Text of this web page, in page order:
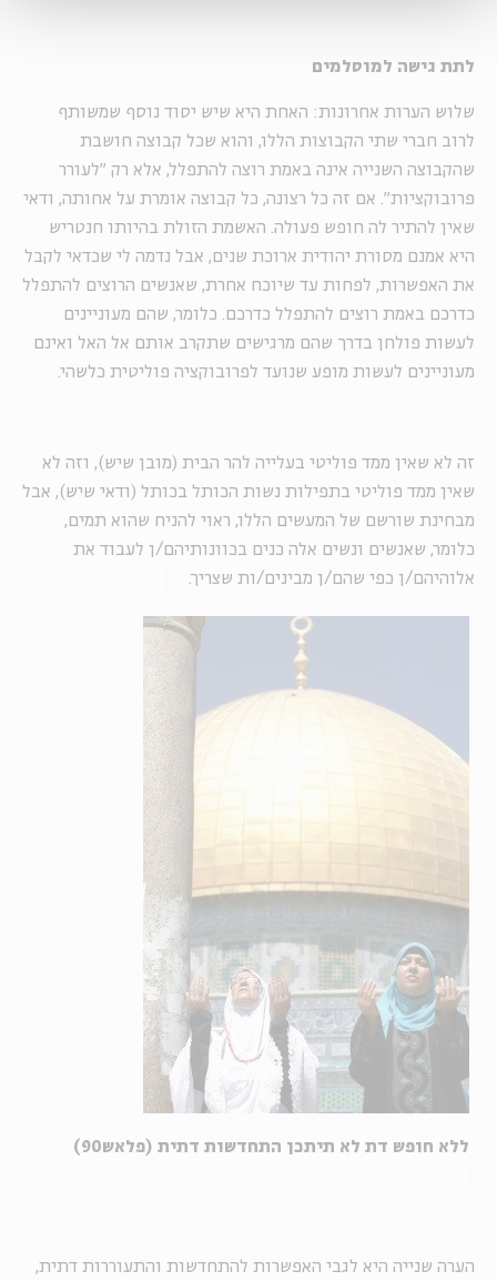
לתת גישה למוסלמים
שלוש הערות אחרונות: האחת היא שיש יסוד נוסף שמשותף
לרוב חברי שתי הקבוצות הללו, והוא שכל קבוצה חושבת
שהקבוצה השנייה אינה באמת רוצה להתפלל, אלא רק "לעורר
פרובוקציות". אם זה כל רצונה, כל קבוצה אומרת על אחותה, ודאי
שאין להתיר לה חופש פעולה. האשמת הזולת בהיותו חנטריש
היא אמנם מסורת יהודית ארוכת שנים, אבל נדמה לי שכדאי לקבל
את האפשרות, לפחות עד שיוכח אחרת, שאנשים הרוצים להתפלל
כדרכם באמת רוצים להתפלל כדרכם. כלומר, שהם מעוניינים
לעשות פולחן בדרך שהם מרגישים שתקרב אותם אל האל ואינם
מעוניינים לעשות מופע שנועד לפרובוקציה פוליטית כלשהי.
זה לא שאין ממד פוליטי בעלייה להר הבית (מובן שיש), וזה לא
שאין ממד פוליטי בתפילות נשות הכותל בכותל (ודאי שיש), אבל
מבחינת שורשם של המעשים הללו, ראוי להניח שהוא תמים,
כלומר, שאנשים ונשים אלה כנים בכוונותיהם/ן לעבוד את
אלוהיהם/ן כפי שהם/ן מבינים/ות שצריך.
ללא חופש דת לא תיתכן התחדשות דתית (פלאש90)
הערה שנייה היא לגבי האפשרות להתחדשות והתעוררות דתית,